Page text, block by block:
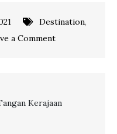
Destination,
a Commenton
dan
Kerajaan